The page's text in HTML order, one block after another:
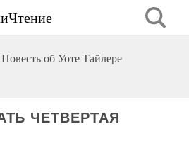
об Уоте Тайлере
ЧЕТВЕРТАЯ